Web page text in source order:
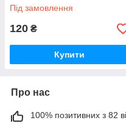
Під замовлення
120 ₴
Купити
Про нас
100% позитивних з 82